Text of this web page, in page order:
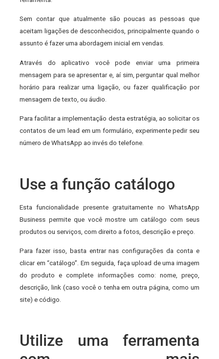
Sem contar que atualmente são poucas as pessoas que
aceitam ligações de desconhecidos, principalmente quando o
assunto é fazer uma abordagem inicial em vendas.
Através do aplicativo você pode enviar uma primeira
mensagem para se apresentar e, aí sim, perguntar qual melhor
horário para realizar uma ligação, ou fazer qualificação por
mensagem de texto, ou áudio.
Para facilitar a implementação desta estratégia, ao solicitar os
contatos de um lead em um formulário, experimente pedir seu
número de WhatsApp ao invés do telefone.
Use a função catálogo
Esta funcionalidade presente gratuitamente no WhatsApp
Business permite que você mostre um catálogo com seus
produtos ou serviços, com direito a fotos, descrição e preço.
Para fazer isso, basta entrar nas configurações da conta e
clicar em “catálogo”. Em seguida, faça upload de uma imagem
do produto e complete informações como: nome, preço,
descrição, link (caso você o tenha em outra página, como um
site) e código.
Utilize uma ferramenta